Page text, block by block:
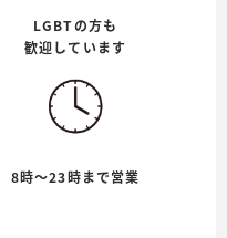
LGBTの方も
歓迎しています
8時〜23時まで営業